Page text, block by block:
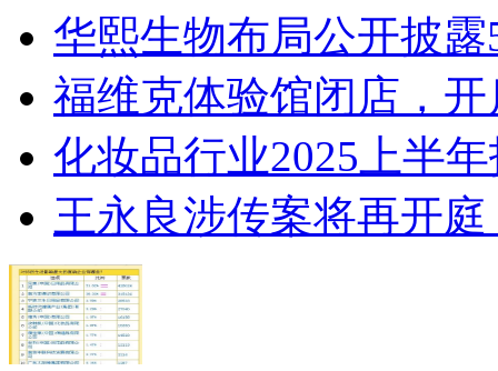
华熙生物布局公开披
福维克体验馆闭店，
化妆品行业2025上半
王永良涉传案将再开